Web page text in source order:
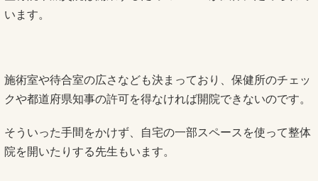
います。
施術室や待合室の広さなども決まっており、保健所のチェッ
クや都道府県知事の許可を得なければ開院できないのです。
そういった手間をかけず、自宅の一部スペースを使って整体
院を開いたりする先生もいます。